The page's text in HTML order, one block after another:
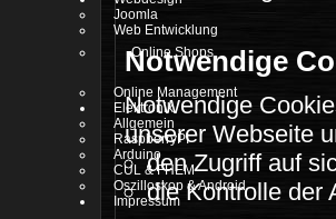
Joomla
Web Entwicklung
Online Shops
Online Management
Elektronik
Allgemein
RaspberryPI
Arduino
CUL & FHEM
Oszilloskop & Android
Impressum
Notwendige
Notwendige
unserer Webseite
den Zugriff auf
die Kontrolle der